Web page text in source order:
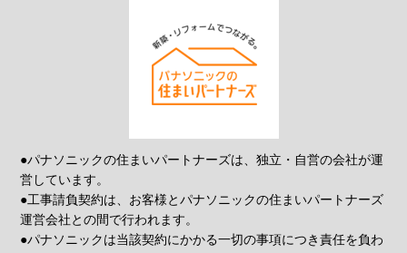
●パナソニックの住まいパートナーズは、独立・自営の会社が運
営しています。
●工事請負契約は、お客様とパナソニックの住まいパートナーズ
運営会社との間で行われます。
●パナソニックは当該契約にかかる一切の事項につき責任を負わ